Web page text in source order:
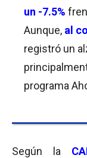
un -7.5%
Aunque, al
registró un
programa
Según la